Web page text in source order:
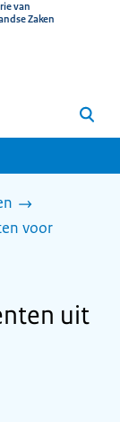
van
Zaken
Zoeken
voor
uit